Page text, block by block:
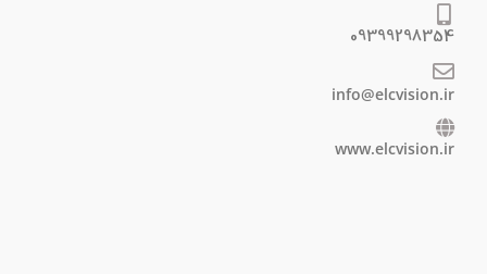
09399298354
info@elcvision.ir
www.elcvision.ir